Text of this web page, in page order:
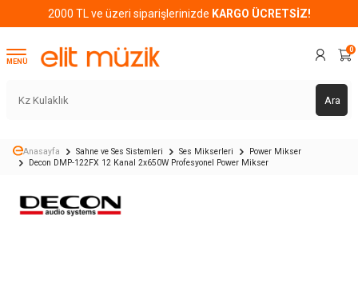
2000 TL ve üzeri siparişlerinizde KARGO ÜCRETSİZ!
MENÜ
Ara
0
Anasayfa Sahne ve Ses Sistemleri Ses Mikserleri
Power Mikser
Decon DMP-122FX 12 Kanal 2x650W Profesyonel Power Mikser